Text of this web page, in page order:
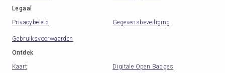
Legaal
Privacybeleid
Gegevensbeveiliging
Gebruiksvoorwaarden
Ontdek
Kaart
Digitale Open Badges